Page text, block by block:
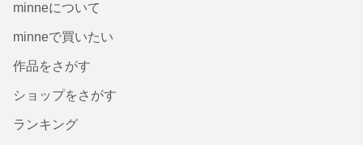
minneについて
minneで買いたい
作品をさがす
ショップをさがす
ランキング